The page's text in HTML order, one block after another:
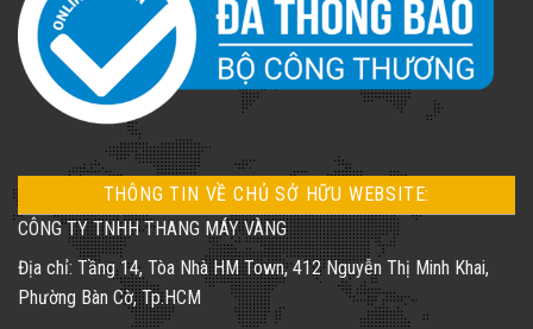
THÔNG TIN VỀ CHỦ SỞ HỮU WEBSITE:
CÔNG TY TNHH THANG MÁY VÀNG
Địa chỉ: Tầng 14, Tòa Nhà HM Town, 412 Nguyễn Thị Minh Khai,
Phường Bàn Cờ, Tp.HCM